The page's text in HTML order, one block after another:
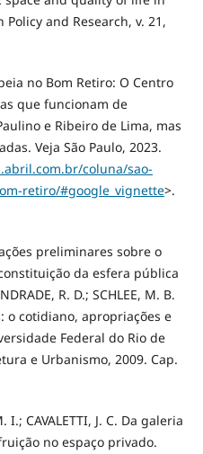
and Research, v. 21,
no Bom Retiro: O Centro
que funcionam de
e Ribeiro de Lima, mas
Veja São Paulo, 2023.
coluna/sao-
retiro/#google_vignette>.
preliminares sobre o
da esfera pública
R. D.; SCHLEE, M. B.
o cotidiano, apropriações e
Federal do Rio de
e Urbanismo, 2009. Cap.
I.; CAVALETTI, J. C. Da galeria
no espaço privado.